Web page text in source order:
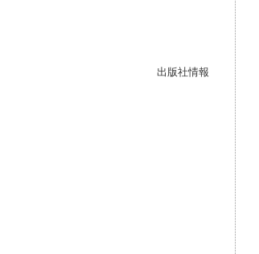
出版社情報